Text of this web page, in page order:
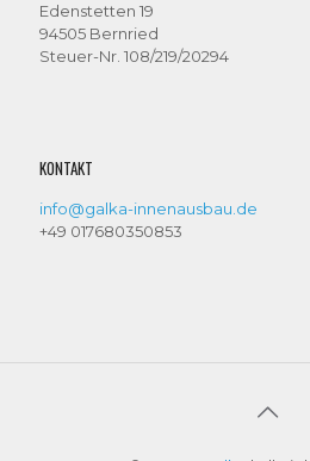
Edenstetten 19
94505 Bernried
Steuer-Nr. 108/219/20294
KONTAKT
info@galka-innenausbau.de
+49 017680350853